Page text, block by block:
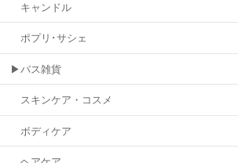
キャンドル
ポプリ･サシェ
▶バス雑貨
スキンケア・コスメ
ボディケア